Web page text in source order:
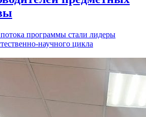
программы стали лидеры
научного цикла